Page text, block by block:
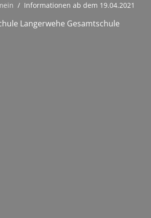
/ Informationen ab dem 19.04.2021
Langerwehe Gesamtschule